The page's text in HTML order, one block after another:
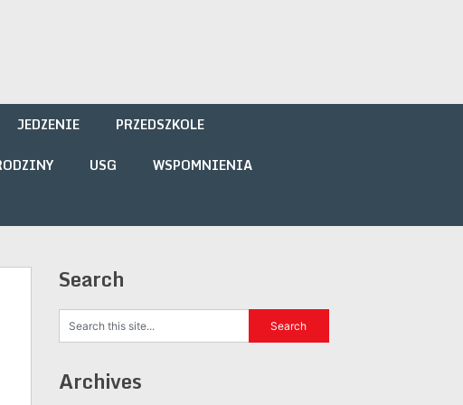
JEDZENIE
PRZEDSZKOLE
USG WSPOMNIENIA
Search
Archives